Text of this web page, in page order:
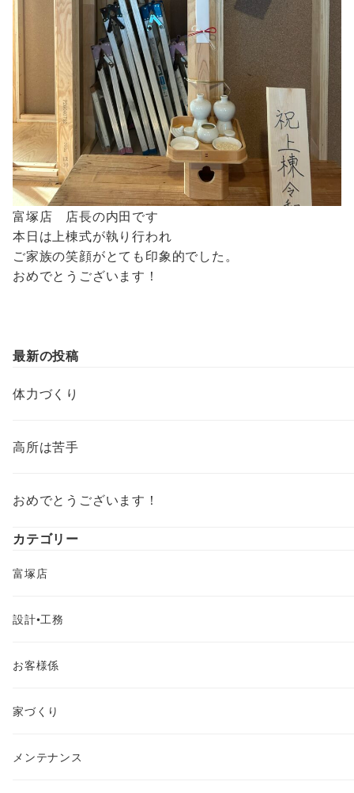
富塚店 店長の内田です
本日は上棟式が執り行われ
ご家族の笑顔がとても印象的でした。
おめでとうございます！
最新の投稿
体力づくり
高所は苦手
おめでとうございます！
カテゴリー
富塚店
設計•工務
お客様係
家づくり
メンテナンス